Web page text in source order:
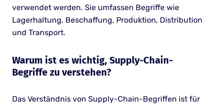
verwendet werden. Sie umfassen Begriffe wie
Lagerhaltung, Beschaffung, Produktion, Distribution
und Transport.
Warum ist es wichtig, Supply-Chain-
Begriffe zu verstehen?
Das Verständnis von Supply-Chain-Begriffen ist für